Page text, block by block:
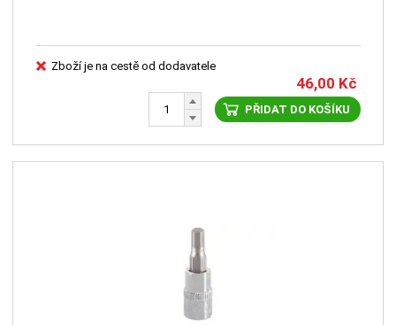
Zboží je na cestě od dodavatele
46,00 Kč
PŘIDAT DO KOŠÍKU